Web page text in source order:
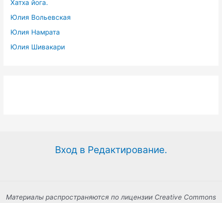
Хатха йога.
Юлия Вольевская
Юлия Намрата
Юлия Шивакари
Вход в Редактирование.
Материалы распространяются по лицензии Creative Commons